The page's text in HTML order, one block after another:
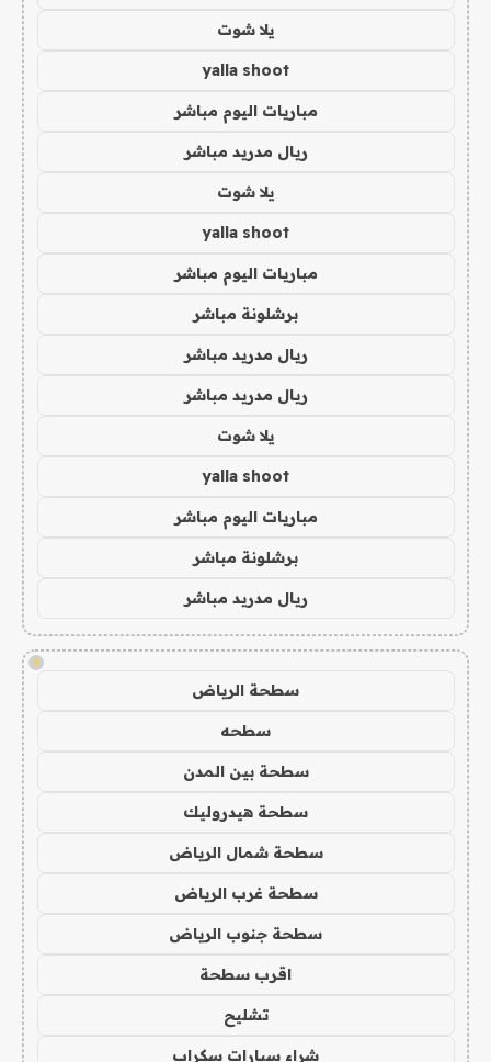
يلا شوت
yalla shoot
مباريات اليوم مباشر
ريال مدريد مباشر
يلا شوت
yalla shoot
مباريات اليوم مباشر
برشلونة مباشر
ريال مدريد مباشر
ريال مدريد مباشر
يلا شوت
yalla shoot
مباريات اليوم مباشر
برشلونة مباشر
ريال مدريد مباشر
!
سطحة الرياض
سطحه
سطحة بين المدن
سطحة هيدروليك
سطحة شمال الرياض
سطحة غرب الرياض
سطحة جنوب الرياض
اقرب سطحة
تشليح
شراء سيارات سكراب